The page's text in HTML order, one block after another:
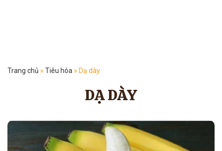
Trang chủ » Tiêu hóa » Dạ dày
DẠ DÀY